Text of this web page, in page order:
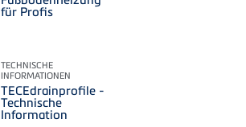
für Profis
TECHNISCHE
INFORMATIONEN
TECEdrainprofile -
Technische
Information